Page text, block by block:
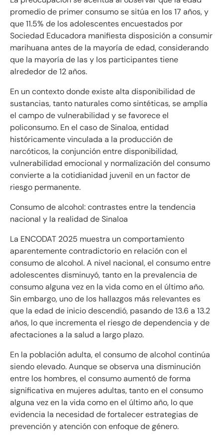
promedio de primer consumo se sitúa en los 17 años, y
que 11.5% de los adolescentes encuestados por
Sociedad Educadora manifiesta disposición a consumir
marihuana antes de la mayoría de edad, considerando
que la mayoría de las y los participantes tiene
alrededor de 12 años.
En un contexto donde existe alta disponibilidad de
sustancias, tanto naturales como sintéticas, se amplía
el campo de vulnerabilidad y se favorece el
policonsumo. En el caso de Sinaloa, entidad
históricamente vinculada a la producción de
narcóticos, la conjunción entre disponibilidad,
vulnerabilidad emocional y normalización del consumo
convierte a la cotidianidad juvenil en un factor de
riesgo permanente.
Consumo de alcohol: contrastes entre la tendencia
nacional y la realidad de Sinaloa
La ENCODAT 2025 muestra un comportamiento
aparentemente contradictorio en relación con el
consumo de alcohol. A nivel nacional, el consumo entre
adolescentes disminuyó, tanto en la prevalencia de
consumo alguna vez en la vida como en el último año.
Sin embargo, uno de los hallazgos más relevantes es
que la edad de inicio descendió, pasando de 13.6 a 13.2
años, lo que incrementa el riesgo de dependencia y de
afectaciones a la salud a largo plazo.
En la población adulta, el consumo de alcohol continúa
siendo elevado. Aunque se observa una disminución
entre los hombres, el consumo aumentó de forma
significativa en mujeres adultas, tanto en el consumo
alguna vez en la vida como en el último año, lo que
evidencia la necesidad de fortalecer estrategias de
prevención y atención con enfoque de género.